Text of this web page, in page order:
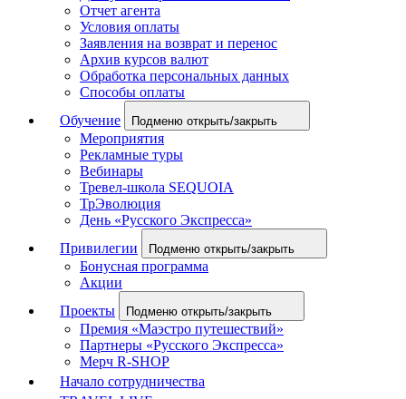
Отчет агента
Условия оплаты
Заявления на возврат и перенос
Архив курсов валют
Обработка персональных данных
Способы оплаты
Обучение
Подменю открыть/закрыть
Мероприятия
Рекламные туры
Вебинары
Тревел-школа SEQUOIA
ТрЭволюция
День «Русского Экспресса»
Привилегии
Подменю открыть/закрыть
Бонусная программа
Акции
Проекты
Подменю открыть/закрыть
Премия «Маэстро путешествий»
Партнеры «Русского Экспресса»
Мерч R-SHOP
Начало сотрудничества